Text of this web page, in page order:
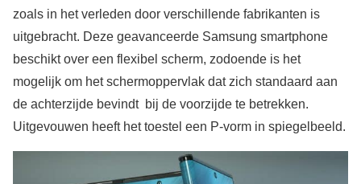
zoals in het verleden door verschillende fabrikanten is
uitgebracht. Deze geavanceerde Samsung smartphone
beschikt over een flexibel scherm, zodoende is het
mogelijk om het schermoppervlak dat zich standaard aan
de achterzijde bevindt bij de voorzijde te betrekken.
Uitgevouwen heeft het toestel een P-vorm in spiegelbeeld.